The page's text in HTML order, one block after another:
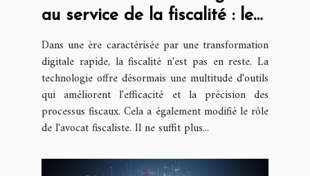
au service de la fiscalité : le
rôle de l'avocat fiscaliste
Dans une ère caractérisée par une transformation
digitale rapide, la fiscalité n'est pas en reste. La
technologie offre désormais une multitude d'outils
qui améliorent l'efficacité et la précision des
processus fiscaux. Cela a également modifié le rôle
de l'avocat fiscaliste. Il ne suffit plus...